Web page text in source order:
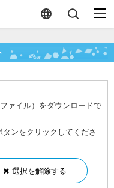
ァイル）をダウンロードで
ンをクリックしてくださ
選択を解除する